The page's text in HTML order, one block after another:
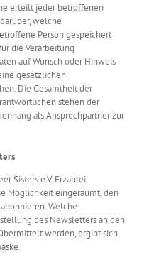
erteilt jeder betroffenen
welche
Person gespeichert
die Verarbeitung
auf Wunsch oder Hinweis
gesetzlichen
Die Gesamtheit der
stehen der
als Ansprechpartner zur
Sisters e.V. Erzabtei
Möglichkeit eingeräumt, den
Welche
des Newsletters an den
werden, ergibt sich